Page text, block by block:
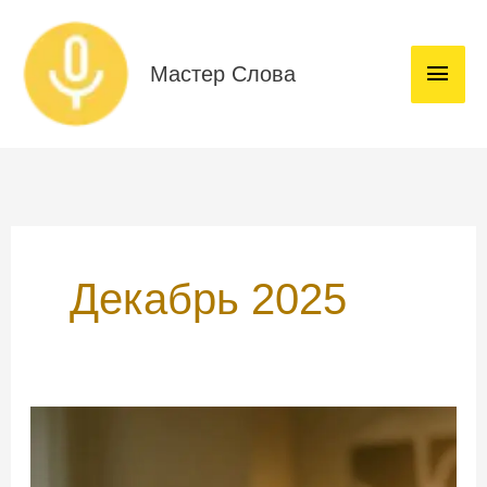
содержимому
Мастер Слова
Декабрь 2025